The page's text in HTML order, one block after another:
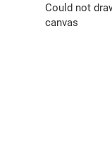
Could not
canvas